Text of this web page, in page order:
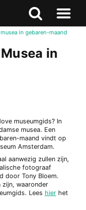
Zoeken
Naar
menu
in gebaren-maand
in
museumgids? In
musea. Een
maand vindt op
Amsterdam.
aanwezig zullen zijn,
fotograaf
door Tony Bloem.
zijn, waaronder
Lees hierhet
Zoeken
naar